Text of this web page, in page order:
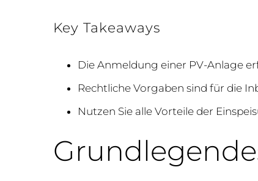
Key Takeaways
Die Anmeldung einer PV-Anlage
Rechtliche Vorgaben sind für die
Nutzen Sie alle Vorteile der